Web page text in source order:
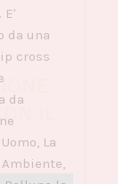
E'
da una
cross
da
La
IL